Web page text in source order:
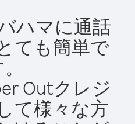
ハマに通話
ても簡単で
Outクレジ
て様々な方